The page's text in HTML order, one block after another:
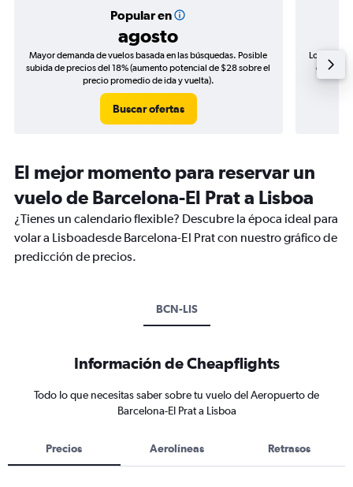
Popular en
agosto
Mayor demanda de vuelos basada en las búsquedas. Posible
subida de precios del 18% (aumento potencial de $28 sobre el
precio promedio de ida y vuelta).
Buscar ofertas
Los
de
El mejor momento para reservar un
vuelo de Barcelona-El Prat a Lisboa
¿Tienes un calendario flexible? Descubre la época ideal para
volar a Lisboadesde Barcelona-El Prat con nuestro gráfico de
predicción de precios.
BCN-LIS
Información de Cheapflights
Todo lo que necesitas saber sobre tu vuelo del Aeropuerto de
Barcelona-El Prat a Lisboa
Precios Aerolíneas Retrasos